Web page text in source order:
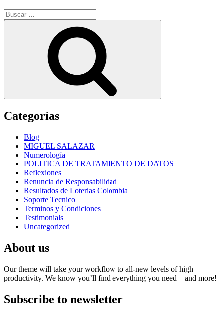
Buscar
por:
Categorías
Blog
MIGUEL SALAZAR
Numerología
POLITICA DE TRATAMIENTO DE DATOS
Reflexiones
Renuncia de Responsabilidad
Resultados de Loterias Colombia
Soporte Tecnico
Terminos y Condiciones
Testimonials
Uncategorized
About us
Our theme will take your workflow to all-new levels of high
productivity. We know you’ll find everything you need – and more!
Subscribe to newsletter